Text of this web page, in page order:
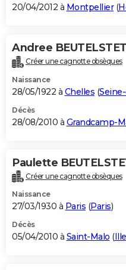
20/04/2012 à Montpellier(
Andree
Créer une cagnotte obsèques
Naissance
28/05/1922 à Chelles (
Décès
28/08/2010 à Grandcamp-
Paulette
Créer une cagnotte obsèques
Naissance
27/03/1930 à Paris (Paris)
Décès
05/04/2010 à Saint-Malo (